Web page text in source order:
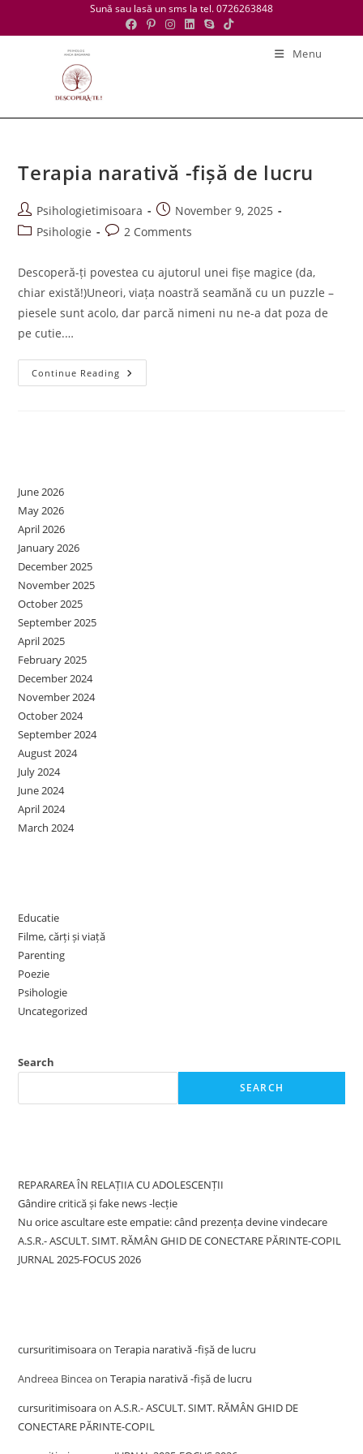
Sună sau lasă un sms la tel. 0726263848
Menu
Terapia narativă -fișă de lucru
Post
author:
Psihologietimisoara
Post
published:
November 9, 2025
PostPsihologie
Post2 Comments
Descoperă-ți povestea cu ajutorul unei fișe magice (da,
chiar există!)Uneori, viața noastră seamănă cu un puzzle –
piesele sunt acolo, dar parcă nimeni nu ne-a dat poza de
pe cutie.…
Continue Reading Terapia
Narativă
June 2026
May 2026
April 2026
January 2026
December 2025
November 2025
October 2025
September 2025
April 2025
February 2025
December 2024
November 2024
October 2024
September 2024
August 2024
July 2024
June 2024
April 2024
March 2024
Educatie
Filme, cărți și viață
Parenting
Poezie
Psihologie
Uncategorized
Search
SEARCH
REPARAREA ÎN RELAȚIIA CU ADOLESCENȚII
Gândire critică și fake news -lecție
Nu orice ascultare este empatie: când prezența devine vindecare
A.S.R.- ASCULT. SIMT. RĂMÂN GHID DE CONECTARE PĂRINTE-COPIL
JURNAL 2025-FOCUS 2026
cursuritimisoaraonTerapia narativă -fișă de lucru
Andreea BinceaonTerapia narativă -fișă de lucru
cursuritimisoaraonA.S.R.- ASCULT. SIMT. RĂMÂN GHID DE
CONECTARE PĂRINTE-COPIL